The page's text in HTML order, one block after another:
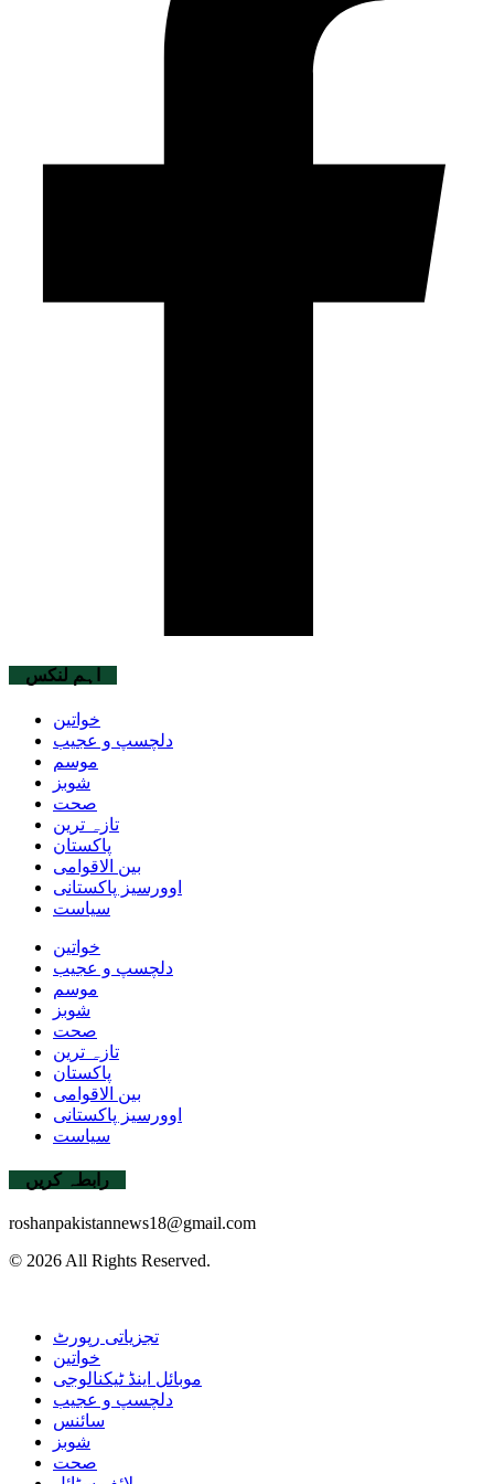
اہم لنکس
خواتین
دلچسپ و عجیب
موسم
شوبز
صحت
تازہ ترین
پاکستان
بین الاقوامی
اوورسیز پاکستانی
سیاست
خواتین
دلچسپ و عجیب
موسم
شوبز
صحت
تازہ ترین
پاکستان
بین الاقوامی
اوورسیز پاکستانی
سیاست
رابطہ کریں
roshanpakistannews18@gmail.com
© 2026 All Rights Reserved.
تجزیاتی رپورٹ
خواتین
موبائل اینڈ ٹیکنالوجی
دلچسپ و عجیب
سائنس
شوبز
صحت